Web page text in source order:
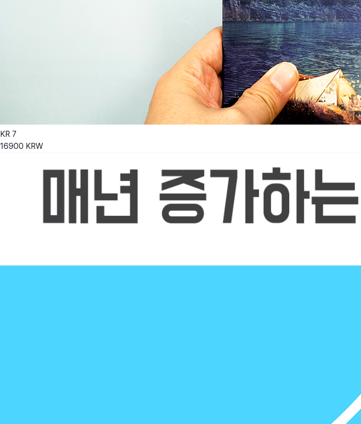
KR 7
16900 KRW